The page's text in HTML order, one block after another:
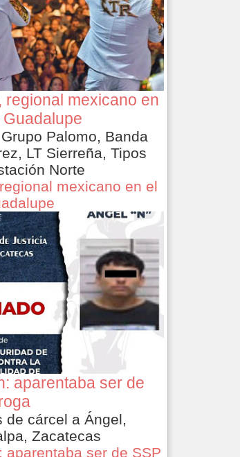
regional mexicano en
Palomo, Banda
LT Sierreña, Tipos
Norte
mexicano en el
aparentaba ser de
cárcel a Ángel,
Zacatecas
aparentaba ser de SSP